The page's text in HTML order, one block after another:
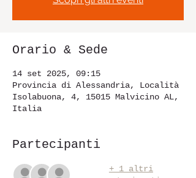
Orario & Sede
14 set 2025, 09:15
Provincia di Alessandria, Località
Isolabuona, 4, 15015 Malvicino AL,
Italia
Partecipanti
+ 1 altri